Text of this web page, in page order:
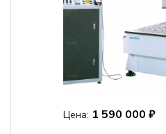
Цена: 1 590 000 ₽